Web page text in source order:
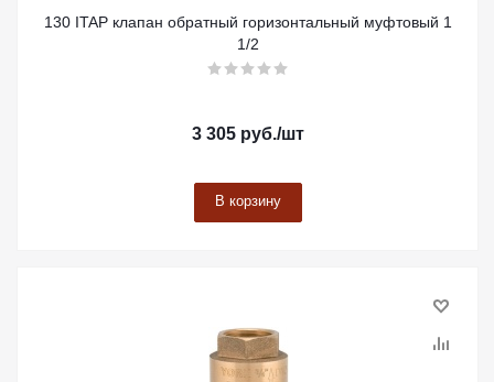
130 ITAP клапан обратный горизонтальный муфтовый 1
1/2
3 305 руб./шт
В корзину